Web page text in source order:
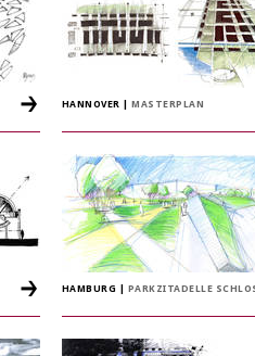
HANNOVER |MASTERPLAN
HAMBURG PARKZITADELLE